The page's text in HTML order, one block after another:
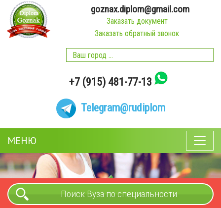
goznax.diplom@gmail.com
Заказать документ
Заказать обратный звонок
+7 (915) 481-77-13
Telegram@rudiplom
МЕНЮ
Поиск Вуза по специальности